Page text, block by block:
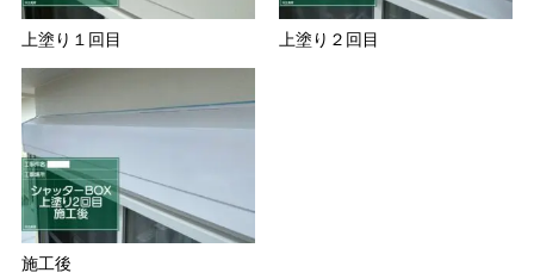
上塗り１回目 上塗り２回目
施工後